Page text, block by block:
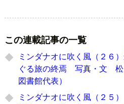
この連載記事の一覧
ミンダナオに吹く風（２６
ぐる旅の終焉 写真・文 松
図書館代表）
ミンダナオに吹く風（２５